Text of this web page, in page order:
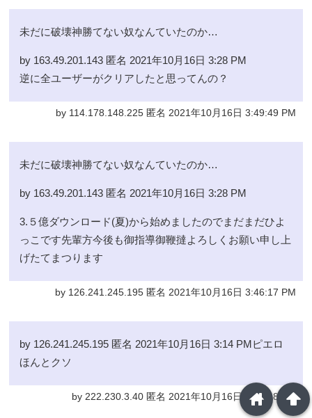
未だに破壊神勝てない奴なんていたのか…
by 163.49.201.143 匿名 2021年10月16日 3:28 PM
逆に全ユーザーがクリアしたと思ってんの？
by 114.178.148.225 匿名 2021年10月16日 3:49:49 PM
未だに破壊神勝てない奴なんていたのか…
by 163.49.201.143 匿名 2021年10月16日 3:28 PM
3.５億ダウンロード(夏)から始めましたのでまだまだひよ
っこです先輩方今後も御指導御鞭撻よろしくお願い申し上
げたてまつります
by 126.241.245.195 匿名 2021年10月16日 3:46:17 PM
by 126.241.245.195 匿名 2021年10月16日 3:14 PMピエロ
ほんとクソ
by 222.230.3.40 匿名 2021年10月16日 3:43:28 PM
arrowup
home